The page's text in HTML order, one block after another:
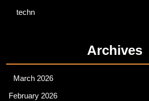
techn
Archives
March 2026
February 2026